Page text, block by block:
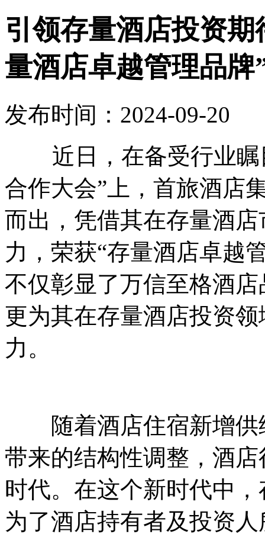
引领存量酒店投资
量酒店卓越管理品牌
发布时间：2024-09-20
近日，在备受行业瞩
合作大会”上，首旅酒店
而出，凭借其在存量酒
力，荣获“存量酒店卓越
不仅彰显了万信至格酒
更为其在存量酒店投资
力。
随着酒店住宿新增供
带来的结构性调整，酒
时代。在这个新时代中
为了酒店持有者及投资